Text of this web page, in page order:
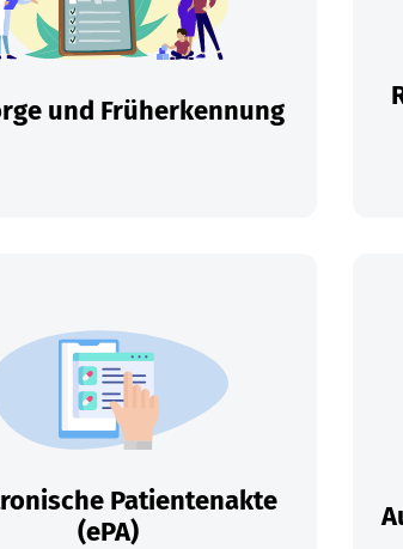
und Früherkennung
Patientenakte
(ePA)